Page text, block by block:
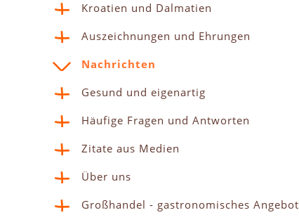
Kroatien und Dalmatien
Auszeichnungen und Ehrungen
Nachrichten
Gesund und eigenartig
Häufige Fragen und Antworten
Zitate aus Medien
Über uns
Großhandel - gastronomisches Angebot